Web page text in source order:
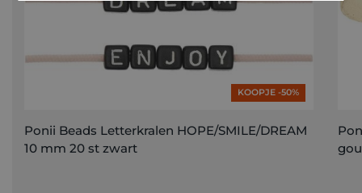
KOOPJE -50%
Ponii Beads Letterkralen HOPE/SMILE/DREAM
10 mm 20 st zwart